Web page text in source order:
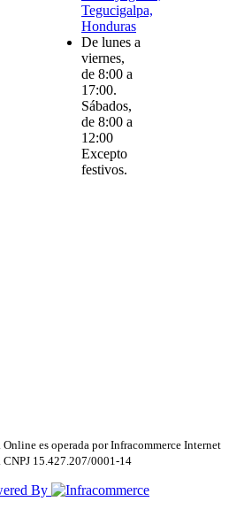
Tegucigalpa,
Honduras
De lunes a
viernes,
de 8:00 a
17:00.
Sábados,
de 8:00 a
12:00
Excepto
festivos.
es operada por Infracommerce Internet
15.427.207/0001-14
By